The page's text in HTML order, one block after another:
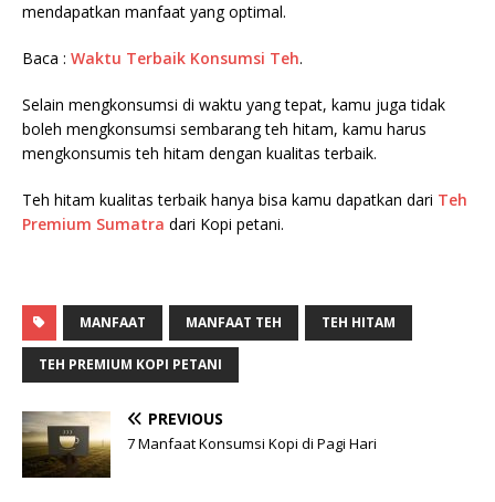
mendapatkan manfaat yang optimal.
Baca : Waktu Terbaik Konsumsi Teh.
Selain mengkonsumsi di waktu yang tepat, kamu juga tidak
boleh mengkonsumsi sembarang teh hitam, kamu harus
mengkonsumis teh hitam dengan kualitas terbaik.
Teh hitam kualitas terbaik hanya bisa kamu dapatkan dari Teh
Premium Sumatra dari Kopi petani.
MANFAAT MANFAAT TEH TEH HITAM
TEH PREMIUM KOPI PETANI
PREVIOUS
7 Manfaat Konsumsi Kopi di Pagi Hari